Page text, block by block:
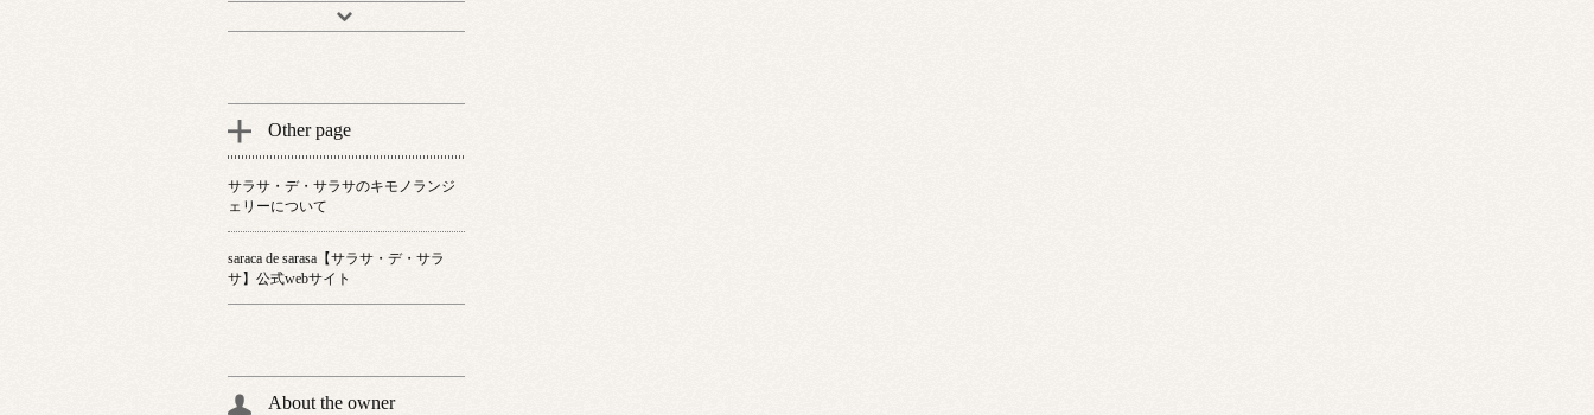
Other page
サラサ・デ・サラサのキモノランジ
ェリーについて
saraca de sarasa【サラサ・デ・サラ
サ】公式webサイト
About the owner